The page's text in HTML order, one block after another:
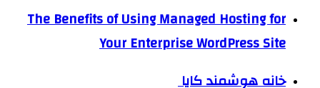
The Benefits of Using Managed Hosting for
Your Enterprise WordPress Site
خانه هوشمند کایا